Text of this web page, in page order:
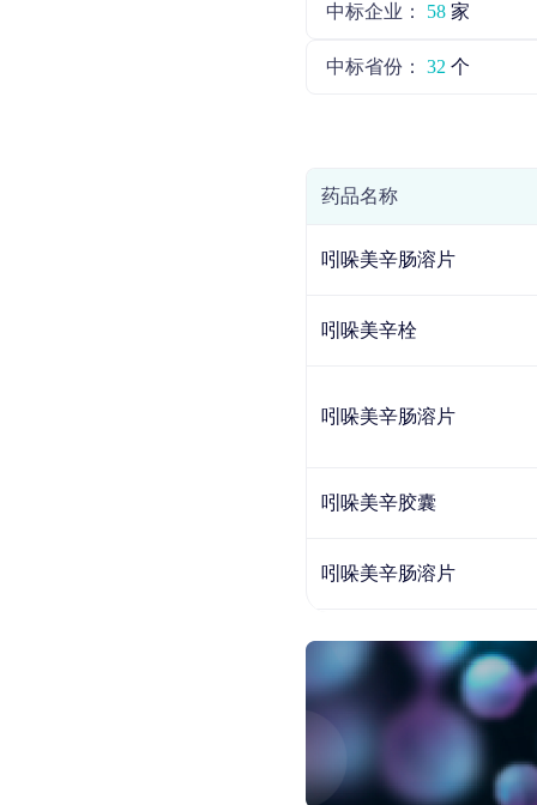
中标企业： 58 家
中标省份： 32 个
药品名称
吲哚美辛肠溶片
吲哚美辛栓
吲哚美辛肠溶片
吲哚美辛胶囊
吲哚美辛肠溶片